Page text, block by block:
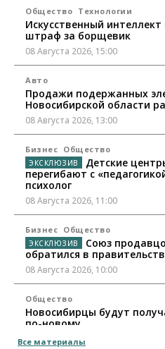
Общество Технологии
Искусственный
штраф за борщевик
08 Августа 2026, 15:00
Авто
Продажи подержанных
Новосибирской области
08 Августа 2026, 13:00
Бизнес Общество
Детские
перегибают с
психолог
08 Августа 2026, 11:00
Бизнес Общество
Союз
обратился в
08 Августа 2026, 10:00
Общество
Новосибирцы будут
по-новому
08 Августа 2026, 09:00
Все материалы